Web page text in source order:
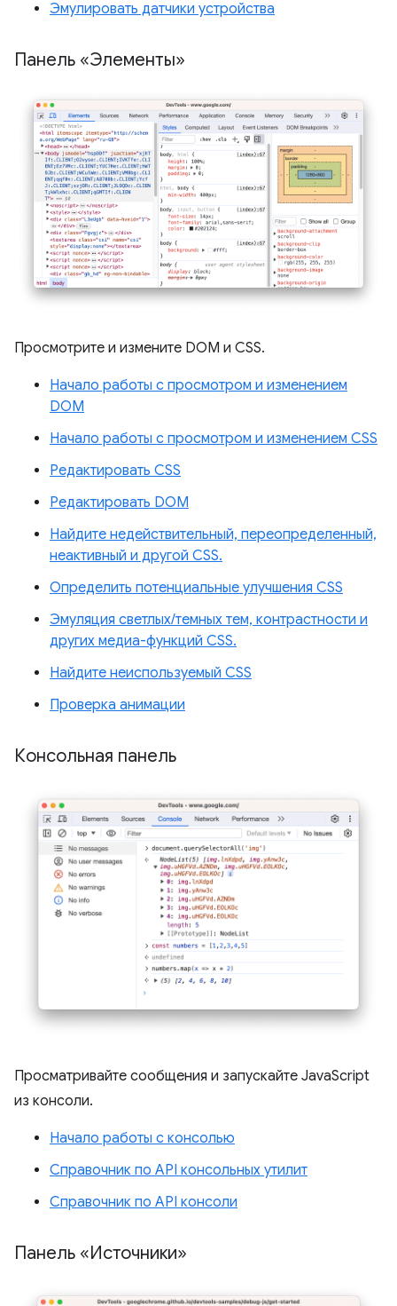
Эмулировать датчики устройства
Панель «Элементы»
Просмотрите и измените DOM и CSS.
Начало работы с просмотром и изменением
DOM
Начало работы с просмотром и изменением CSS
Редактировать CSS
Редактировать DOM
Найдите недействительный, переопределенный,
неактивный и другой CSS.
Определить потенциальные улучшения CSS
Эмуляция светлых/темных тем, контрастности и
других медиа-функций CSS.
Найдите неиспользуемый CSS
Проверка анимации
Консольная панель
Просматривайте сообщения и запускайте JavaScript
из консоли.
Начало работы с консолью
Справочник по API консольных утилит
Справочник по API консоли
Панель «Источники»